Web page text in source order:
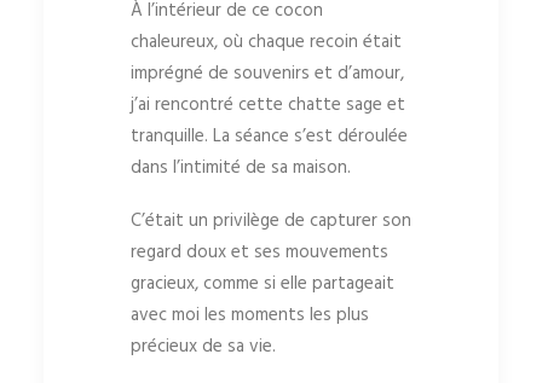
À l’intérieur de ce cocon
chaleureux, où chaque recoin était
imprégné de souvenirs et d’amour,
j’ai rencontré cette chatte sage et
tranquille. La séance s’est déroulée
dans l’intimité de sa maison.
C’était un privilège de capturer son
regard doux et ses mouvements
gracieux, comme si elle partageait
avec moi les moments les plus
précieux de sa vie.